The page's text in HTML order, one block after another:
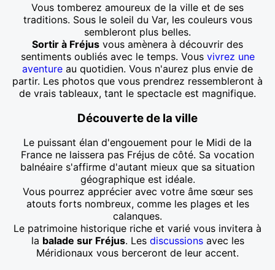
Vous tomberez amoureux de la ville et de ses
traditions. Sous le soleil du Var, les couleurs vous
sembleront plus belles.
Sortir à Fréjus vous amènera à découvrir des
sentimentsoubliés avec le temps. Vous vivrez une
aventure au quotidien. Vous n'aurez plus envie de
partir. Les photos que vous prendrez ressembleront à
de vrais tableaux, tant le spectacle est magnifique.
Découverte de la ville
Le puissant élan d'engouement pour le Midi de la
France ne laissera pas Fréjus de côté. Sa vocation
balnéaire s'affirme d'autant mieux que sa situation
géographique est idéale.
Vous pourrez apprécier avec votre âme sœur ses
atouts forts nombreux, comme les plages et les
calanques.
Le patrimoine historique riche et varié vous invitera à
la balade sur Fréjus. Les discussionsavec les
Méridionaux vous berceront de leur accent.